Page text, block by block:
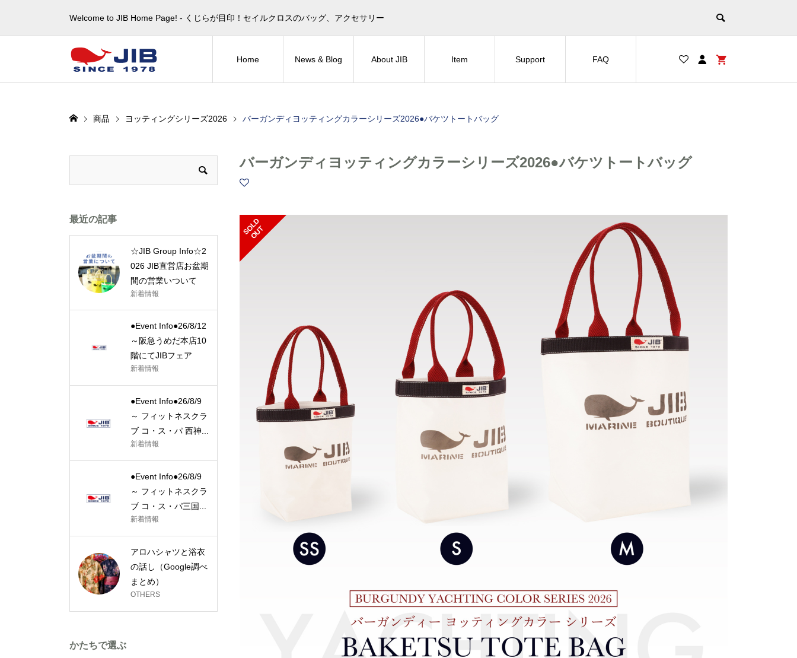
Welcome to JIB Home Page! ‐ くじらが目印！セイルクロスのバッグ、アクセサリー
Home News & Blog About JIB Item Support FAQ
商品 ヨッティングシリーズ2026 バーガンディヨッティングカラーシリーズ2026●バケツトートバッグ
バーガンディヨッティングカラーシリーズ2026●バケツトートバッグ
S
O
L
D
O
U
T
最近の記事
☆JIB Group Info☆2
026 JIB直営店お盆期
間の営業いついて
新着情報
●Event Info●26/8/12
～阪急うめだ本店10
階にてJIBフェア
新着情報
●Event Info●26/8/9
～ フィットネスクラ
ブ コ・ス・パ 西神...
新着情報
●Event Info●26/8/9
～ フィットネスクラ
ブ コ・ス・パ三国...
新着情報
アロハシャツと浴衣
の話し（Google調べ
まとめ）
OTHERS
かたちで選ぶ